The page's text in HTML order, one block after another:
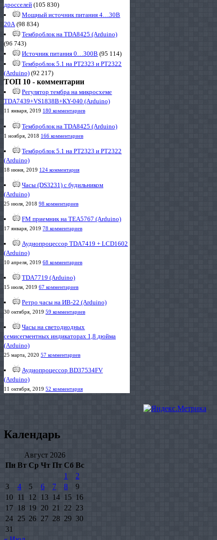
дросселей (105 830)
Мощный источник питания 4…30В
20А(98 834)
Темброблок на TDA8425 (Arduino)
(96 743)
Источник питания 0…300В (95 114)
Темброблок 5.1 на PT2323 и PT2322
(Arduino) (92 217)
ТОП 10 - комментарии
Регулятор тембра на микросхеме
TDA7439+VS1838B+KY-040 (Arduino)
11 января, 2019 180 комментариев
Темброблок на TDA8425 (Arduino)
1 ноября, 2018 166 комментариев
Темброблок 5.1 на PT2323 и PT2322
(Arduino)
18 июня, 2019 124 комментария
Часы (DS3231) с будильником
(Arduino)
25 июля, 2018 98 комментариев
FM приемник на TEA5767 (Arduino)
17 января, 2019 78 комментариев
Аудиопроцессор TDA7419 + LCD1602
(Arduino)
10 апреля, 2019 68 комментариев
TDA7719 (Arduino)
15 июля, 2019 67 комментариев
Ретро часы на ИВ-22 (Arduino)
30 октября, 2019 59 комментариев
Часы на светодиодных
семисегментных индикаторах 1,8 дюйма
(Arduino)
25 марта, 2020 57 комментариев
Аудиопроцессор BD37534FV
(Arduino)
11 октября, 2019 52 комментария
Календарь
Август 2026
Пн Вт Ср Чт Пт Сб Вс
1
2
3
4 5 6 7 8
9
10 11 12 13 14 15 16
17 18 19 20 21 22 23
24 25 26 27 28 29 30
31